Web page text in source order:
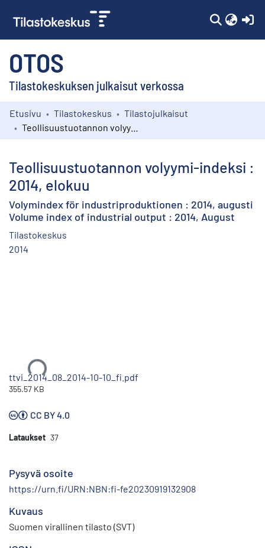
OTOS
Tilastokeskuksen julkaisut verkossa
Kokoelmat
Etusivu Tilastokeskus
Tilastojulkaisut
Teollisuustuotannon volyymi-indeksi :
2014, elokuu
Volymindex för industriproduktionen : 2014, augusti
Volume index of industrial output : 2014, August
Tilastokeskus
2014
Ladataan...
ttvi_2014_08_2014-10-10_fi.pdf
355.57 KB
CC BY 4.0
Lataukset 37
Pysyvä osoite
https://urn.fi/URN:NBN:fi-fe20230919132908
Kuvaus
Suomen virallinen tilasto (SVT)